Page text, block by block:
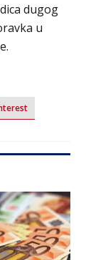
dugog
u